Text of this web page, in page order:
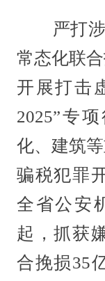
严打涉
常态化联
开展打击
2025”专
化、建筑
骗税犯罪
全省公安
起，抓获
合挽损35